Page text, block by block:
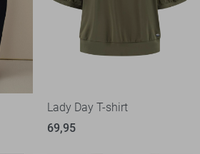
Lady Day T-shirt
69,95